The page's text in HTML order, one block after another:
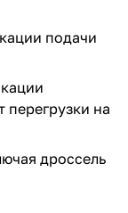
подачи
перегрузки на
дроссель